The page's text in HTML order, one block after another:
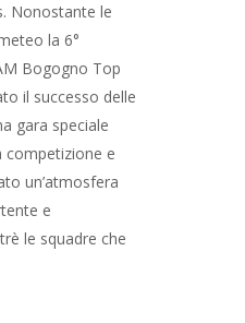
Nonostante le
la 6°
Bogogno Top
il successo delle
gara speciale
competizione e
un’atmosfera
e
le squadre che